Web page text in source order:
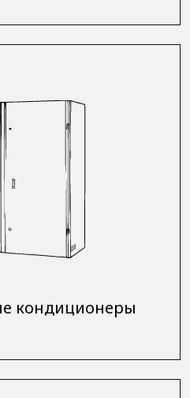
кондиционеры